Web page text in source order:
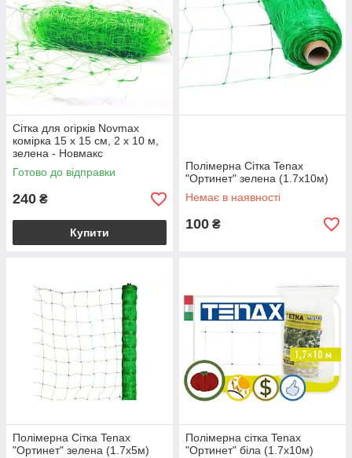
Сітка для огірків Novmax
комірка 15 х 15 см, 2 х 10 м,
зелена - Новмакс
Готово до відправки
240 ₴
Купити
Полімерна Сітка Tenax
"Ортинет" зелена (1.7х10м)
Немає в наявності
100 ₴
Полімерна Сітка Tenax
"Ортинет" зелена (1.7х5м)
Полімерна сітка Tenax
"Ортинет" біла (1.7х10м)